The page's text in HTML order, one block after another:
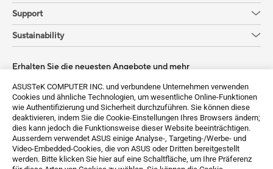
ASUSTeK COMPUTER INC. und verbundene Unternehmen verwenden
Cookies und ähnliche Technologien, um wesentliche Online-Funktionen
wie Authentifizierung und Sicherheit durchzuführen. Sie können diese
deaktivieren, indem Sie die Cookie-Einstellungen Ihres Browsers ändern;
dies kann jedoch die Funktionsweise dieser Website beeinträchtigen.
Ausserdem verwendet ASUS einige Analyse-, Targeting-/Werbe- und
Video-Embedded-Cookies, die von ASUS oder Dritten bereitgestellt
werden. Bitte klicken Sie hier auf eine Schaltfläche, um Ihre Präferenz
Support
Sustainability
Erhalten Sie die neuesten Angebote und mehr
Sign up